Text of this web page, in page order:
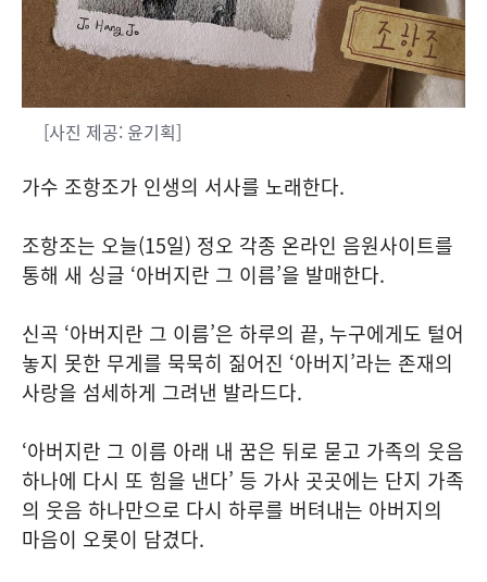
[사진 제공: 윤기획]
가수 조항조가 인생의 서사를 노래한다.
조항조는 오늘(15일) 정오 각종 온라인 음원사이트를
통해 새 싱글 ‘아버지란 그 이름’을 발매한다.
신곡 ‘아버지란 그 이름’은 하루의 끝, 누구에게도 털어
놓지 못한 무게를 묵묵히 짊어진 ‘아버지’라는 존재의
사랑을 섬세하게 그려낸 발라드다.
‘아버지란 그 이름 아래 내 꿈은 뒤로 묻고 가족의 웃음
하나에 다시 또 힘을 낸다’ 등 가사 곳곳에는 단지 가족
의 웃음 하나만으로 다시 하루를 버텨내는 아버지의
마음이 오롯이 담겼다.